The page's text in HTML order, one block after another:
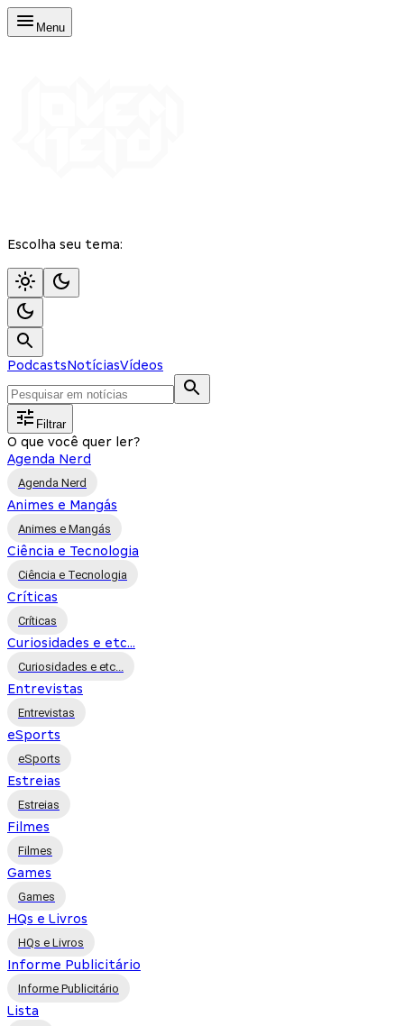
Menu
Escolha seu tema:
PodcastsNotíciasVídeos
Filtrar
O que você quer ler?
Agenda Nerd
Agenda Nerd
Animes e Mangás
Animes e Mangás
Ciência e Tecnologia
Ciência e Tecnologia
Críticas
Críticas
Curiosidades e etc...
Curiosidades e etc...
Entrevistas
Entrevistas
eSports
eSports
Estreias
Estreias
Filmes
Filmes
Games
Games
HQs e Livros
HQs e Livros
Informe Publicitário
Informe Publicitário
Lista